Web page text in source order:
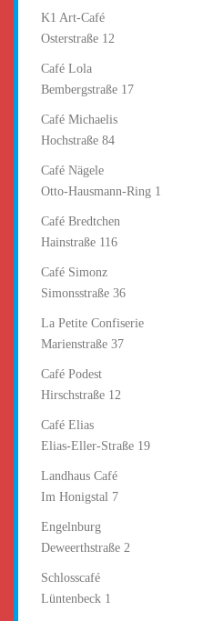
K1 Art-Café
Osterstraße 12
Café Lola
Bembergstraße 17
Café Michaelis
Hochstraße 84
Café Nägele
Otto-Hausmann-Ring 1
Café Bredtchen
Hainstraße 116
Café Simonz
Simonsstraße 36
La Petite Confiserie
Marienstraße 37
Café Podest
Hirschstraße 12
Café Elias
Elias-Eller-Straße 19
Landhaus Café
Im Honigstal 7
Engelnburg
Deweerthstraße 2
Schlosscafé
Lüntenbeck 1